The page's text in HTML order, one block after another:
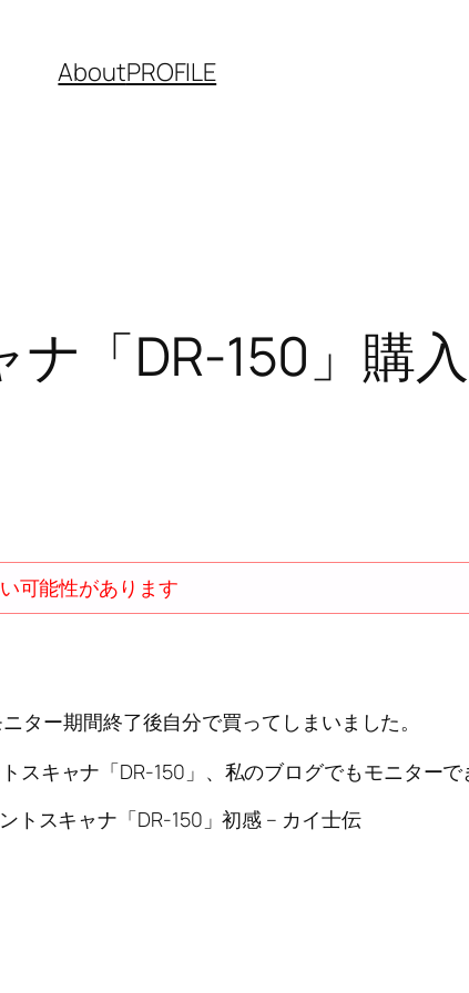
AboutPROFILE
ナ「DR-150」購
可能性があります
ター期間終了後自分で買ってしまいました。
キャナ「DR-150」、私のブログでもモニターで
トスキャナ「DR-150」初感 – カイ士伝